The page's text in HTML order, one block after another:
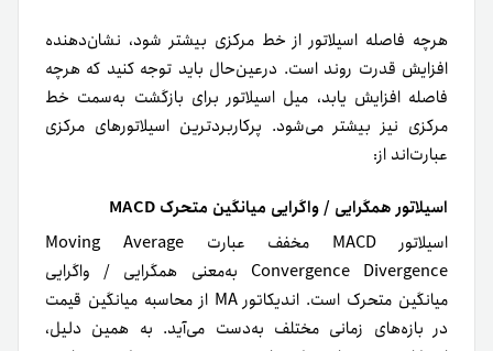
هرچه فاصله اسیلاتور از خط مرکزی بیشتر شود، نشان‌دهنده
افزایش قدرت روند است. در‌عین‌حال باید توجه کنید که هر‌چه
فاصله افزایش یابد، میل اسیلاتور برای بازگشت به‌سمت خط
مرکزی نیز بیشتر می‌شود. پرکاربردترین اسیلاتورهای مرکزی
عبارت‌اند از:
اسیلاتور همگرایی / واگرایی میانگین متحرک MACD
اسیلاتور MACD مخفف عبارت Moving Average
Convergence Divergence به‌معنی همگرایی / واگرایی
میانگین متحرک است. اندیکاتور MA از محاسبه میانگین قیمت
در بازه‌های زمانی مختلف به‌دست می‌آید. به‌ همین دلیل،